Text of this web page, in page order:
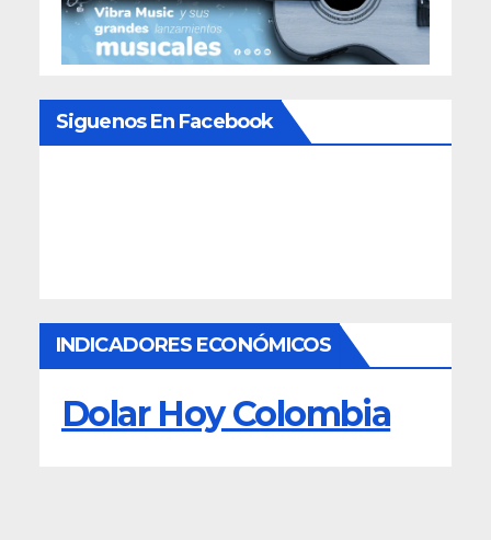
Siguenos En Facebook
INDICADORES ECONÓMICOS
Dolar Hoy Colombia